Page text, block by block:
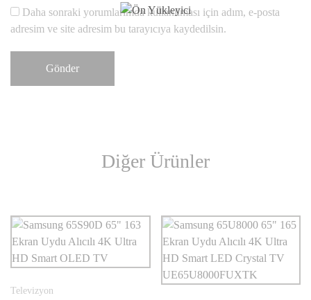
Daha sonraki yorumlarımda kullanılması için adım, e-posta
adresim ve site adresim bu tarayıcıya kaydedilsin.
Diğer Ürünler
Televizyon